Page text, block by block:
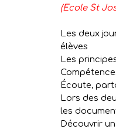
(Ecole St
Les deux
élèves
Les
Écoute,
Lors des
les
Découvrir